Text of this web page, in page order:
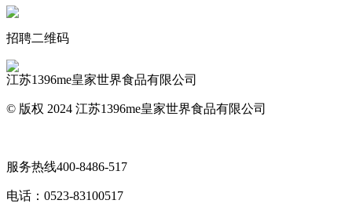
招聘二维码
江苏1396me皇家世界食品有限公司
© 版权 2024 江苏1396me皇家世界食品有限公司
服务热线400-8486-517
电话： 0523-83100517